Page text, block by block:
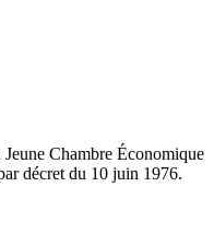
Chambre Économique
décret du 10 juin 1976.